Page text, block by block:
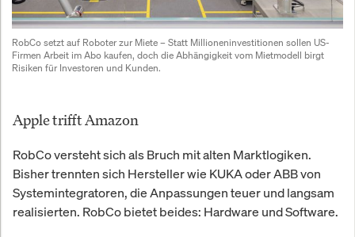
RobCo setzt auf Roboter zur Miete – Statt Millioneninvestitionen sollen US-
Firmen Arbeit im Abo kaufen, doch die Abhängigkeit vom Mietmodell birgt
Risiken für Investoren und Kunden.
Apple trifft Amazon
RobCo versteht sich als Bruch mit alten Marktlogiken.
Bisher trennten sich Hersteller wie KUKA oder ABB von
Systemintegratoren, die Anpassungen teuer und langsam
realisierten. RobCo bietet beides: Hardware und Software.